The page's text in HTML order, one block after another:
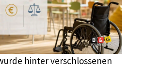
hinter verschlossenen